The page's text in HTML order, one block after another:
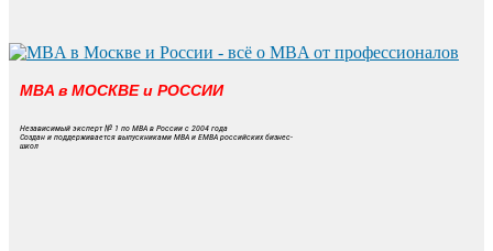
MBA в МОСКВЕ и РОССИИ
Независимый эксперт № 1 по MBA в России с 2004 года
Создан и поддерживается выпускниками MBA и EMBA российских бизнес-
школ